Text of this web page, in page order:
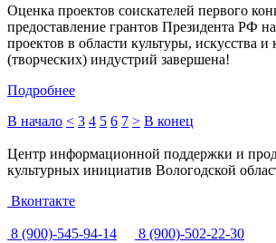
Оценка проектов соискателей первого
предоставление грантов Президента РФ
проектов в области культуры, искусства и
(творческих) индустрий завершена!
Подробнее
В начало < 3 4 5 6 7 > В конец
Центр информационной поддержки и
культурных инициатив Вологодской
Вконтакте
8 (900)-545-94-14 8 (900)-502-22-30